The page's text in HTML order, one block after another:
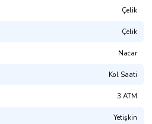
Çelik
Çelik
Nacar
Kol Saati
3 ATM
Yetişkin